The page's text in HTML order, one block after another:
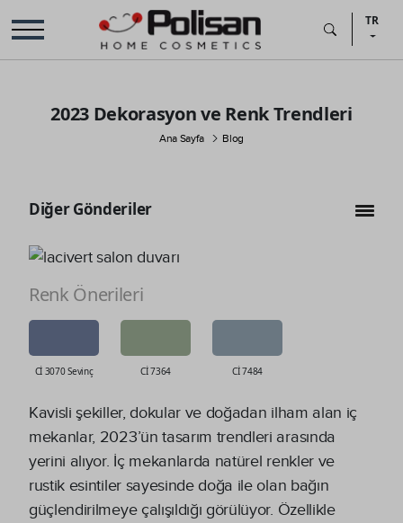
TR
2023 Dekorasyon ve Renk Trendleri
Ana Sayfa Blog
Diğer Gönderiler
Renk Önerileri
Cİ 3070 Sevinç Cİ 7364 Cİ 7484
Kavisli şekiller, dokular ve doğadan ilham alan iç
mekanlar, 2023’ün tasarım trendleri arasında
yerini alıyor. İç mekanlarda natürel renkler ve
rustik esintiler sayesinde doğa ile olan bağın
güçlendirilmeye çalışıldığı görülüyor. Özellikle